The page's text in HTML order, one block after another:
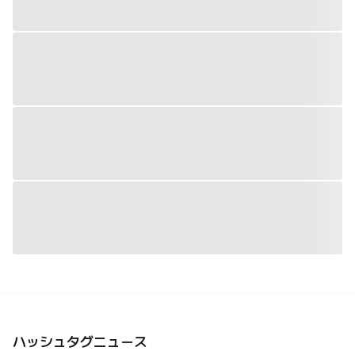
ハッシュタグニュース